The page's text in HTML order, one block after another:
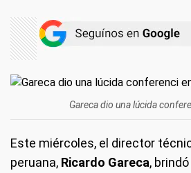
Gareca dio una lúcida
Este miércoles, el director
peruana, Ricardo Gareca,